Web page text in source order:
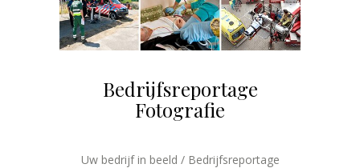
Bedrijfsreportage
Fotografie
Uw bedrijf in beeld / Bedrijfsreportage